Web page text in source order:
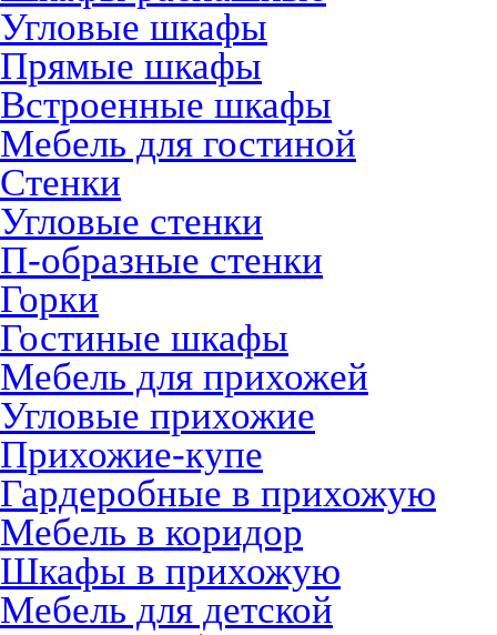
Угловые шкафы
Прямые шкафы
Встроенные шкафы
Мебель для гостиной
Стенки
Угловые стенки
П-образные стенки
Горки
Гостиные шкафы
Мебель для прихожей
Угловые прихожие
Прихожие-купе
Гардеробные в прихожую
Мебель в коридор
Шкафы в прихожую
Мебель для детской